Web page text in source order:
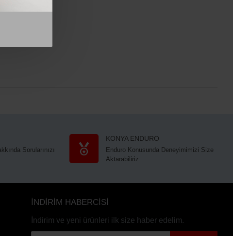
Sorularınızı
KONYA ENDURO
Enduro Konusunda Deneyimimizi Size
Aktarabiliriz
İNDİRİM HABERCİSİ
İndirim ve yeni ürünleri ilk size haber edelim.